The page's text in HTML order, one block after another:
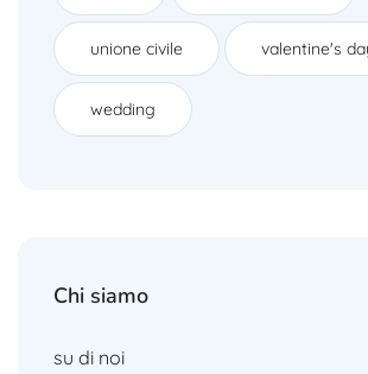
unione civile valentine's
wedding
Chi siamo
su di noi